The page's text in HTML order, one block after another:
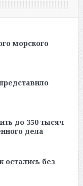
морского
до 350 тысяч
дела
остались без